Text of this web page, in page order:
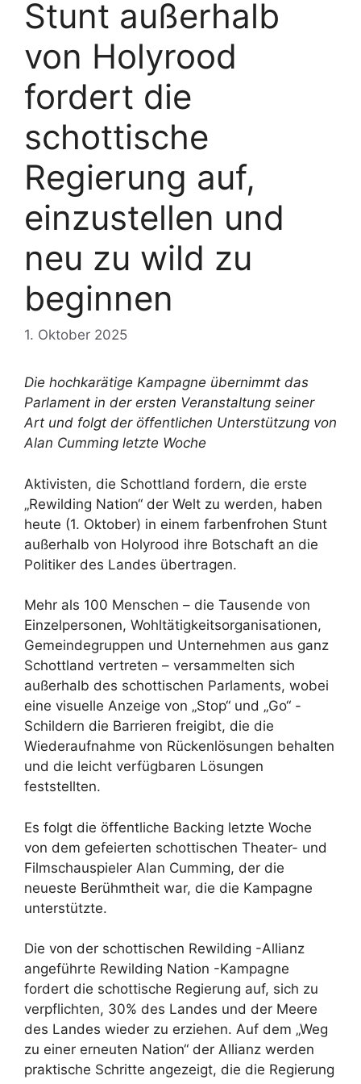
Stunt außerhalb
von Holyrood
fordert die
schottische
Regierung auf,
einzustellen und
neu zu wild zu
beginnen
1. Oktober 2025
Die hochkarätige Kampagne übernimmt das
Parlament in der ersten Veranstaltung seiner
Art und folgt der öffentlichen Unterstützung von
Alan Cumming letzte Woche
Aktivisten, die Schottland fordern, die erste
„Rewilding Nation“ der Welt zu werden, haben
heute (1. Oktober) in einem farbenfrohen Stunt
außerhalb von Holyrood ihre Botschaft an die
Politiker des Landes übertragen.
Mehr als 100 Menschen – die Tausende von
Einzelpersonen, Wohltätigkeitsorganisationen,
Gemeindegruppen und Unternehmen aus ganz
Schottland vertreten – versammelten sich
außerhalb des schottischen Parlaments, wobei
eine visuelle Anzeige von „Stop“ und „Go“ -
Schildern die Barrieren freigibt, die die
Wiederaufnahme von Rückenlösungen behalten
und die leicht verfügbaren Lösungen
feststellten.
Es folgt die öffentliche Backing letzte Woche
von dem gefeierten schottischen Theater- und
Filmschauspieler Alan Cumming, der die
neueste Berühmtheit war, die die Kampagne
unterstützte.
Die von der schottischen Rewilding -Allianz
angeführte Rewilding Nation -Kampagne
fordert die schottische Regierung auf, sich zu
verpflichten, 30% des Landes und der Meere
des Landes wieder zu erziehen. Auf dem „Weg
zu einer erneuten Nation“ der Allianz werden
praktische Schritte angezeigt, die die Regierung